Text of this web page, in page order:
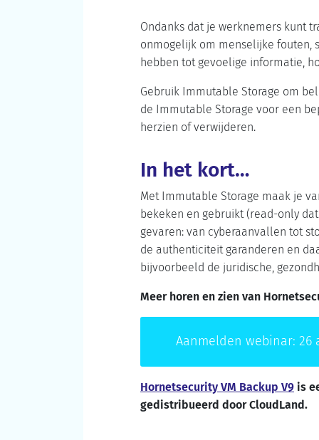
Ondanks dat je werknemers kunt
onmogelijk om menselijke fouten,
hebben tot gevoelige informatie,
Gebruik Immutable Storage om
de Immutable Storage voor een
herzien of verwijderen.
In het kort…
Met Immutable Storage maak je
bekeken en gebruikt (read-only
gevaren: van cyberaanvallen tot
de authenticiteit garanderen en
bijvoorbeeld de juridische,
Meer horen en zien van
Aanmelden webinar: 26
Hornetsecurity VM Backup V9 is
gedistribueerd door CloudLand.